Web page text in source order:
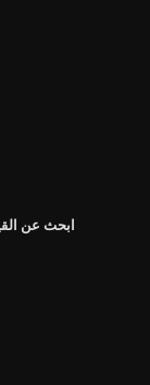
ابحث عن القيمة